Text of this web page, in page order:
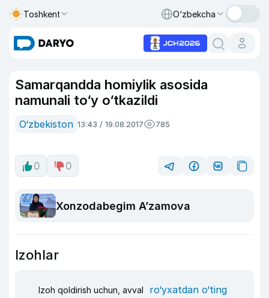
Toshkent O‘zbekcha
Samarqandda homiylik asosida
namunali to‘y o‘tkazildi
O‘zbekiston 13:43 / 19.08.2017 785
0 0
Xonzodabegim A’zamova
Izohlar
Izoh qoldirish uchun, avval ro‘yxatdan o‘ting